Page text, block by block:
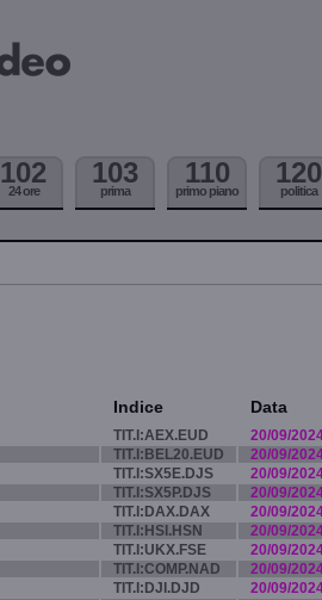
102
24 ore
103
prima
110
primo piano
120
politica
Indice Data
TIT.I:AEX.EUD
20/09/
TIT.I:BEL20.EUD
20/09/
TIT.I:SX5E.DJS
20/09/
TIT.I:SX5P.DJS
20/09/
TIT.I:DAX.DAX
20/09/
TIT.I:HSI.HSN
20/09/
TIT.I:UKX.FSE
20/09/
TIT.I:COMP.NAD
20/09/
TIT.I:DJI.DJD
20/09/